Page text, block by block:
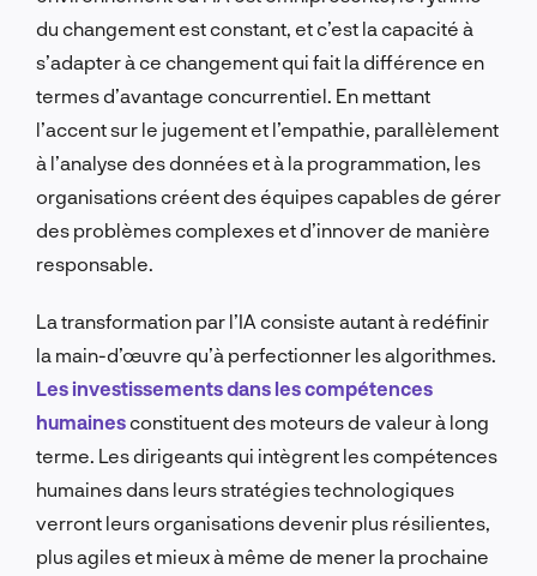
du changement est constant, et c’est la capacité à
s’adapter à ce changement qui fait la différence en
termes d’avantage concurrentiel. En mettant
l’accent sur le jugement et l’empathie, parallèlement
à l’analyse des données et à la programmation, les
organisations créent des équipes capables de gérer
des problèmes complexes et d’innover de manière
responsable.
La transformation par l’IA consiste autant à redéfinir
la main-d’œuvre qu’à perfectionner les algorithmes.
Les investissements dans les compétences
humaines constituent des moteurs de valeur à long
terme. Les dirigeants qui intègrent les compétences
humaines dans leurs stratégies technologiques
verront leurs organisations devenir plus résilientes,
plus agiles et mieux à même de mener la prochaine